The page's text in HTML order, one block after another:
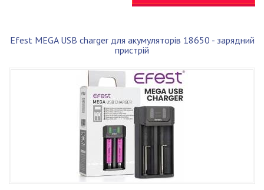
Efest MEGA USB charger для акумуляторів 18650 - зарядний
пристрій